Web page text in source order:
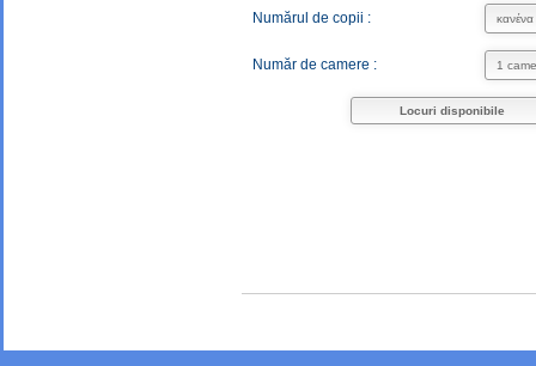
Numărul de copii :
Număr de camere :
Locuri disponibile